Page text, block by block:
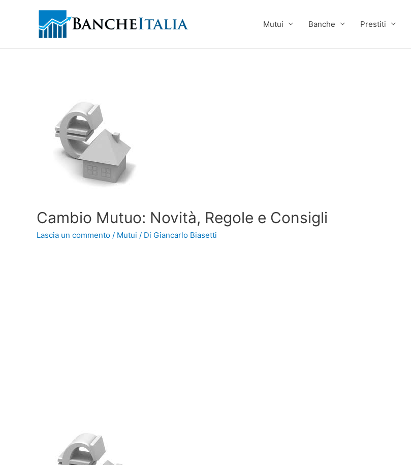
Mutui Banche Prestiti
Cambio Mutuo: Novità, Regole e Consigli
Lascia un commento / Mutui / Di Giancarlo Biasetti